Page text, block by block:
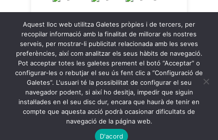
OnaCat.Ràdio -- Powered by OnaCat.Ràdio
Notícies A la Carta
OnaCat.Ràdio Directe
Agenda
Contacte
Política de Privacitat
Política de Galetes
Back to Top ↑
Aquest lloc web utilitza Galetes pròpies i de tercers, per
recopilar informació amb la finalitat de millorar els nostres
serveis, per mostrar-li publicitat relacionada amb les seves
preferències, així com analitzar els seus hàbits de navegació.
Pot acceptar totes les galetes prement el botó “Acceptar” o
configurar-les o rebutjar el seu ús fent clic a “Configuració de
Galetes”. L'usuari té la possibilitat de configurar el seu
navegador podent, si així ho desitja, impedir que siguin
instal·lades en el seu disc dur, encara que haurà de tenir en
compte que aquesta acció podrà ocasionar dificultats de
navegació de la página web.
D'acord